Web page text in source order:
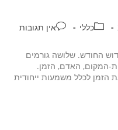
כללי אין תגובות
החודש. שלושה גורמים
המקום, האדם, הזמן.
הזמן לכלל משמעות ייחודית